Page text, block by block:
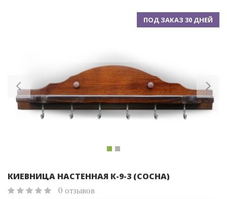
ПОД ЗАКАЗ 30 ДНЕЙ
КИЕВНИЦА НАСТЕННАЯ К-9-3 (СОСНА)
0 отзывов